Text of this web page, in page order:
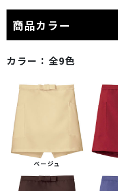
商品カラー
カラー： 全9色
ベージュ